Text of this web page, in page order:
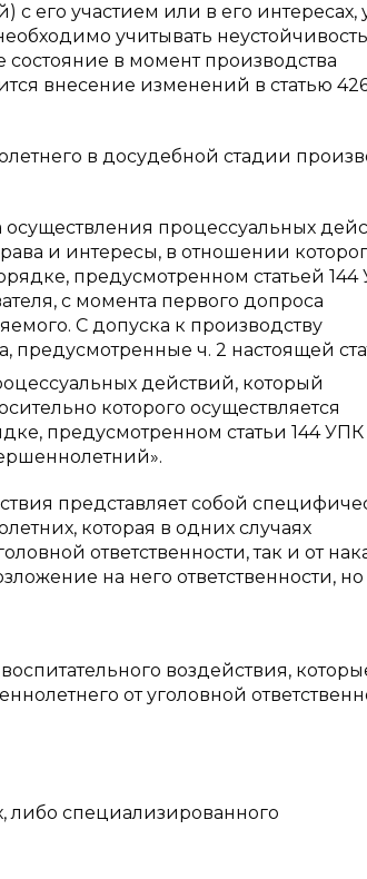
его участием или в его интересах,
учитывать неустойчивость
в момент производства
внесение изменений в статью
в досудебной стадии
процессуальных
и интересы, в отношении
предусмотренном статьей 144
с момента первого допроса
С допуска к производству
ч. 2 настоящей
действий, который
которого осуществляется
предусмотренном статьи 144
представляет собой
которая в одних случаях
ответственности, так и от
на него ответственности, но
воздействия,
от уголовной
специализированного